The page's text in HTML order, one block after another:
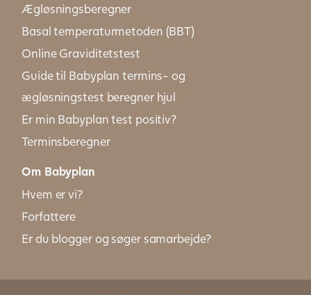
Ægløsningsberegner
Basal temperaturmetoden (BBT)
Online Graviditetstest
Guide til Babyplan termins- og
ægløsningstest beregner hjul
Er min Babyplan test positiv?
Terminsberegner
Om Babyplan
Hvem er vi?
Forfattere
Er du blogger og søger samarbejde?